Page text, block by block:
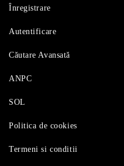
Înregistrare
Autentificare
Căutare Avansată
ANPC
SOL
Politica de cookies
Termeni si conditii